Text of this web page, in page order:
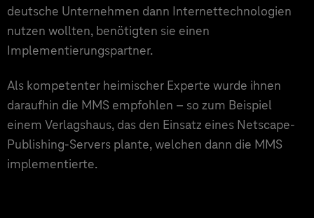
deutsche Unternehmen dann Internettechnologien
nutzen wollten, benötigten sie einen
Implementierungspartner.
Als kompetenter heimischer Experte wurde ihnen
daraufhin die MMS empfohlen – so zum Beispiel
einem Verlagshaus, das den Einsatz eines Netscape-
Publishing-Servers plante, welchen dann die MMS
implementierte.